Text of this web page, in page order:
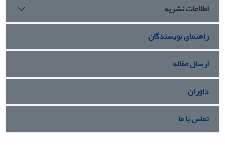
اطلاعات نشریه
راهنمای نویسندگان
ارسال مقاله
داوران
تماس با ما